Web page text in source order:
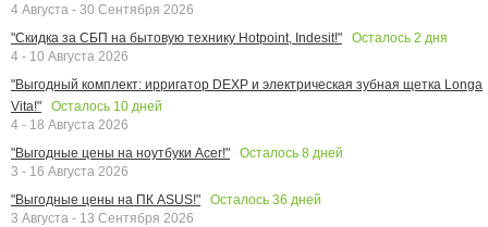
4 Августа - 30 Сентября 2026
"Скидка за СБП на бытовую технику Hotpoint, Indesit!"
Осталось 2 дня
4 - 10 Августа 2026
"Выгодный комплект: ирригатор DEXP и электрическая зубная щетка Longa
Vita!"
Осталось 10 дней
4 - 18 Августа 2026
"Выгодные цены на ноутбуки Acer!"
Осталось 8 дней
3 - 16 Августа 2026
"Выгодные цены на ПК ASUS!"
Осталось 36 дней
3 Августа - 13 Сентября 2026